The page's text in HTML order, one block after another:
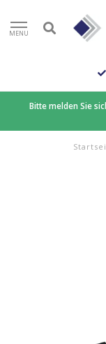
MENU
Bitte melden Sie